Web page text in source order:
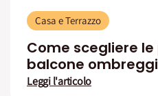
Casa e Terrazzo
Come scegliere
balcone
Leggi l'articolo